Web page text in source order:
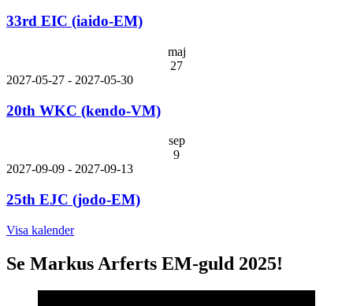
33rd EIC (iaido-EM)
maj
27
2027-05-27 - 2027-05-30
20th WKC (kendo-VM)
sep
9
2027-09-09 - 2027-09-13
25th EJC (jodo-EM)
Visa kalender
Se Markus Arferts EM-guld 2025!